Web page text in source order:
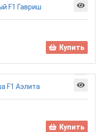
Купить
Купить